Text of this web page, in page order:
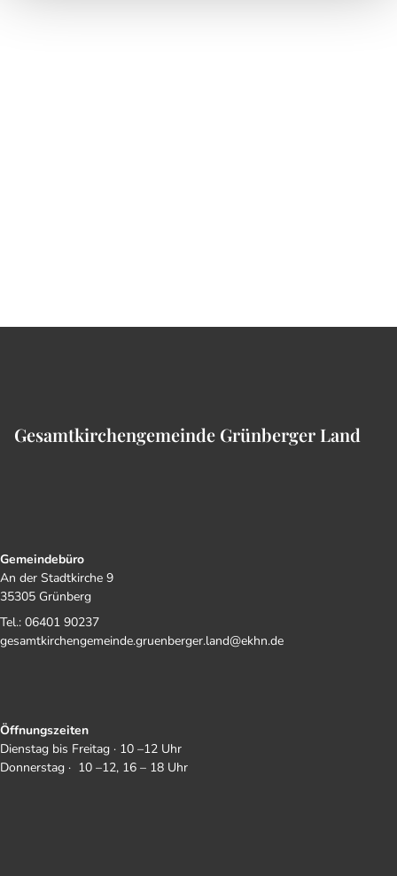
Gesamtkirchengemeinde Grünberger Land
Gemeindebüro
An der Stadtkirche 9
35305 Grünberg
Tel.: 06401 90237
gesamtkirchengemeinde.gruenberger.land@ekhn.de
Öffnungszeiten
Dienstag bis Freitag · 10 –12 Uhr
Donnerstag · 10 –12, 16 – 18 Uhr